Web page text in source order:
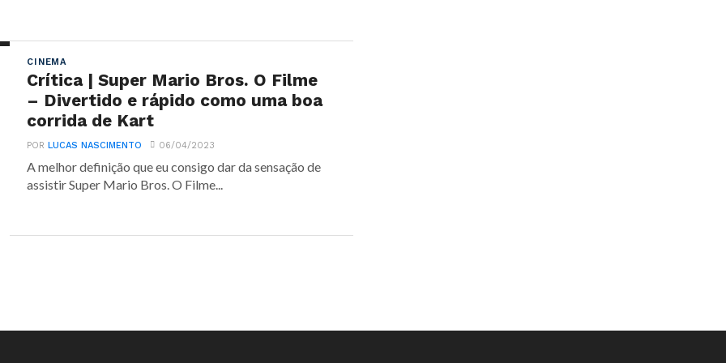
CINEMA
Crítica | Super Mario Bros. O Filme
– Divertido e rápido como uma boa
corrida de Kart
PORLUCAS NASCIMENTO 06/04/2023
A melhor definição que eu consigo dar da sensação de
assistir Super Mario Bros. O Filme...